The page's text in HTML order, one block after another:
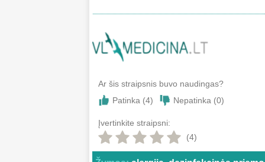
Ar šis straipsnis buvo naudingas?
Patinka (4) Nepatinka (0)
Įvertinkite straipsni:
(4)